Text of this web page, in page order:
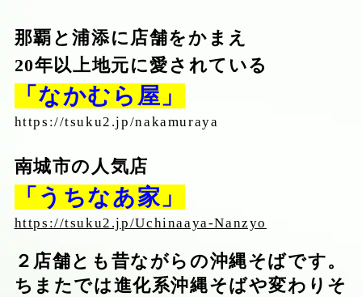
那覇と浦添に店舗をかまえ
20年以上地元に愛されている
「なかむら屋」
https://tsuku2.jp/nakamuraya
南城市の人気店
「うちなあ家」
https://tsuku2.jp/Uchinaaya-Nanzyo
２店舗とも昔ながらの沖縄そばです。
ちまたでは進化系沖縄そばや変わりそ